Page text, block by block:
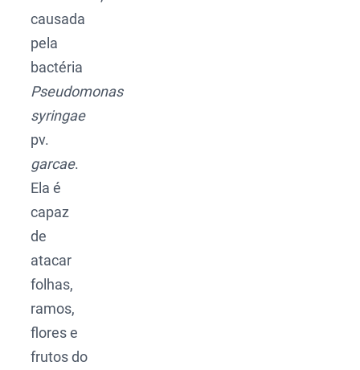
causada
pela
bactéria
Pseudomonas
syringae
pv.
garcae.
Ela é
capaz
de
atacar
folhas,
ramos,
flores e
frutos do